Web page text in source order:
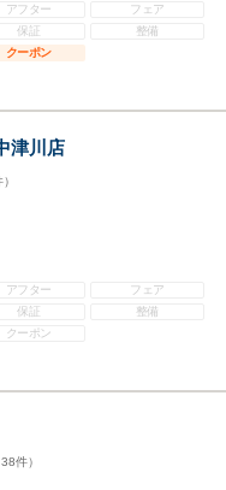
アフター
フェア
保証
整備
クーポン
津川店
アフター
フェア
保証
整備
クーポン
38件）